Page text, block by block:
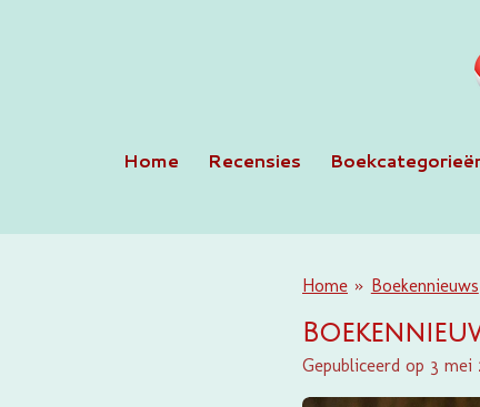
Home Recensies
Home » Boekennieuws
Gepubliceerd op 3 mei